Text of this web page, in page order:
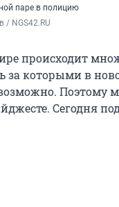
паре в полицию
/ NGS42.RU
происходит
за которыми в
Поэтому
Сегодня